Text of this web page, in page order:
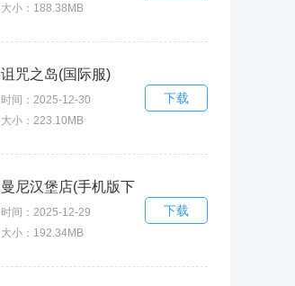
大小：188.38MB
诅咒之岛(国际服)
时间：2025-12-30
大小：223.10MB
下载
曼尼汉堡店(手机版下
载)
时间：2025-12-29
大小：192.34MB
下载